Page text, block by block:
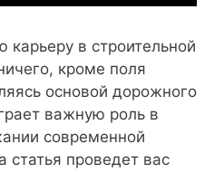
в строительной
кроме поля
основой дорожного
важную роль в
современной
статья проведет вас